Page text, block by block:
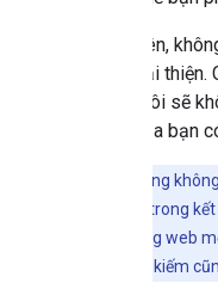
Tuy nhiên,
điểm cải
Chúng tôi sẽ
dung của bạn
Xin lưu ý rằng
cũng như vị trí trong
thân môi trường web
nhiên trên Tìm kiếm